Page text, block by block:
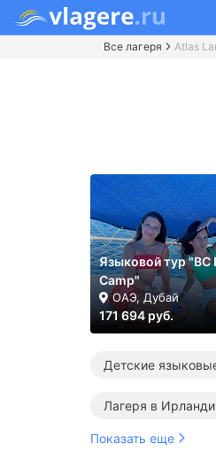
Все лагеря Atlas
Языковой тур "BC
Camp"
ОАЭ, Дубай
171 694 руб.
Детские
Лагеря в
Образовательные
Показать еще